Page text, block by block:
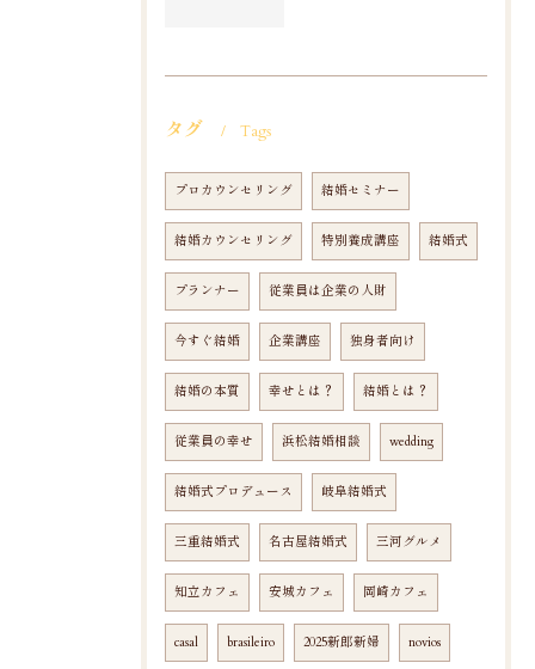
タグ Tags
プロカウンセリング 結婚セミナー
結婚カウンセリング 特別養成講座 結婚式
プランナー 従業員は企業の人財
今すぐ結婚 企業講座 独身者向け
結婚の本質 幸せとは？ 結婚とは？
従業員の幸せ 浜松結婚相談 wedding
結婚式プロデュース 岐阜結婚式
三重結婚式 名古屋結婚式 三河グルメ
知立カフェ 安城カフェ 岡崎カフェ
casal brasileiro 2025新郎新婦 novios